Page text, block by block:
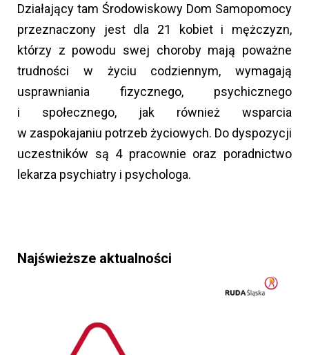
Działający tam Środowiskowy Dom Samopomocy
przeznaczony jest dla 21 kobiet i mężczyzn,
którzy z powodu swej choroby mają poważne
trudności w życiu codziennym, wymagają
usprawniania fizycznego, psychicznego
i społecznego, jak również wsparcia
w zaspokajaniu potrzeb życiowych. Do dyspozycji
uczestników są 4 pracownie oraz poradnictwo
lekarza psychiatry i psychologa.
Najświeższe aktualności